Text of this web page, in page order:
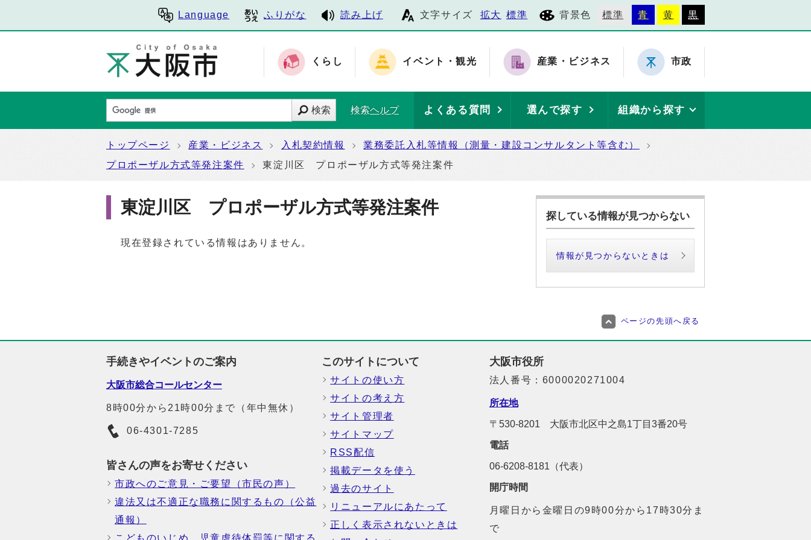
Language ふりがな 読み上げ 文字サイズ 拡大 標準 背景色 標準 青 黄 黒
くらし イベント・観光 産業・ビジネス 市政
検索 検索ヘルプ よくある質問 選んで探す 組織から探す
トップページ 産業・ビジネス 入札契約情報
業務委託入札等情報（測量・建設コンサルタント等含む）
プロポーザル方式等発注案件
東淀川区 プロポーザル方式等発注案件
東淀川区 プロポーザル方式等発注案件
現在登録されている情報はありません。
探している情報が見つからない
情報が見つからないときは
ページの先頭へ戻る
手続きやイベントのご案内
大阪市総合コールセンター
8時00分から21時00分まで（年中無休）
06-4301-7285
皆さんの声をお寄せください
市政へのご意見・ご要望（市民の声）
違法又は不適正な職務に関するもの（公益
通報）
こどものいじめ、児童虐待体罰等に関する
このサイトについて
サイトの使い方
サイトの考え方
サイト管理者
サイトマップ
RSS配信
掲載データを使う
過去のサイト
リニューアルにあたって
正しく表示されないときは
大阪市役所
法人番号：6000020271004
所在地
〒530-8201 大阪市北区中之島1丁目3番20号
電話
06-6208-8181（代表）
開庁時間
月曜日から金曜日の9時00分から17時30分ま
で